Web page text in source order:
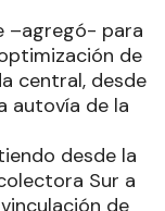
–agregó- para
de
central, desde
autovía de la
desde la
Sur a
de